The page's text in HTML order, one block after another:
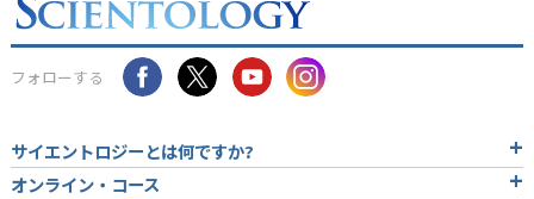
フォローする
サイエントロジーとは何ですか?
オンライン・コース